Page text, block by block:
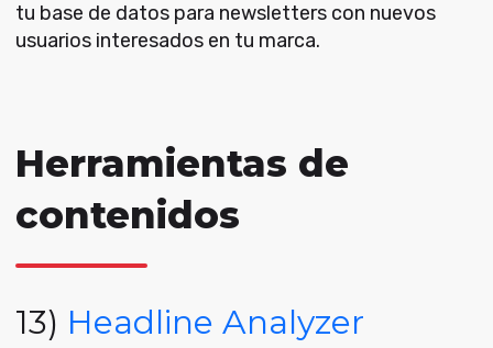
tu base de datos para newsletters con nuevos
usuarios interesados en tu marca.
Herramientas de
contenidos
13) Headline Analyzer